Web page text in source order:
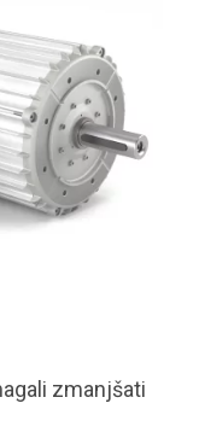
zmanjšati